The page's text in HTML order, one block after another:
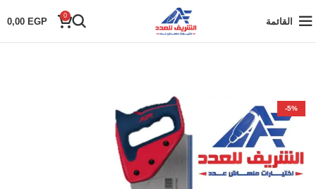
القائمة
0
0,00 EGP
-5%